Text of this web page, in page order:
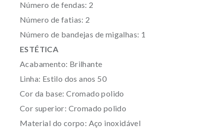
Número de fendas: 2
Número de fatias: 2
Número de bandejas de migalhas: 1
ESTÉTICA
Acabamento: Brilhante
Linha: Estilo dos anos 50
Cor da base: Cromado polido
Cor superior: Cromado polido
Material do corpo: Aço inoxidável